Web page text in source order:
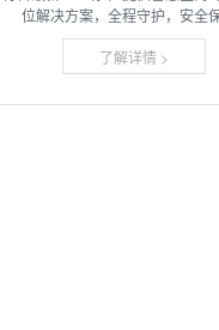
位解决方案，全程守护，安全
了解详情 >